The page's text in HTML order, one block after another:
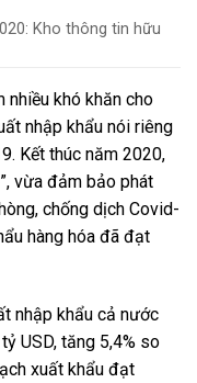
nhiều khó khăn cho
nhập khẩu nói riêng
Kết thúc năm 2020,
vừa đảm bảo phát
chống dịch Covid-
hàng hóa đã đạt
nhập khẩu cả nước
USD, tăng 5,4% so
xuất khẩu đạt